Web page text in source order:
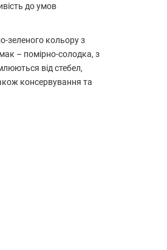
до умов
зеленого кольору з
– помірно-солодка, з
від стебел,
консервування та